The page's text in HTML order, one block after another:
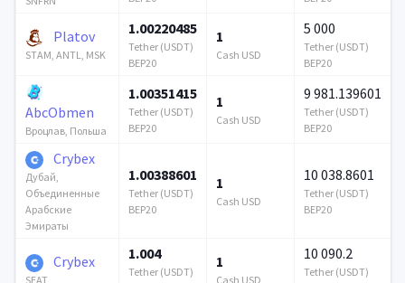
Platov
STAM, ANTL, MSK
1.00220485
Tether (USDT)
BEP20
1
Cash USD
5 000
Tether (USDT)
BEP20
AbcObmen
Вроцлав, Польша
1.00351415
Tether (USDT)
BEP20
1
Cash USD
9 981.139601
Tether (USDT)
BEP20
Crybex
Дубай,
Объединенные
Арабские
Эмираты
1.00388601
Tether (USDT)
BEP20
1
Cash USD
10 038.8601
Tether (USDT)
BEP20
Crybex
SEAT
1.004
Tether (USDT)
1
Cash USD
10 090.2
Tether (USDT)